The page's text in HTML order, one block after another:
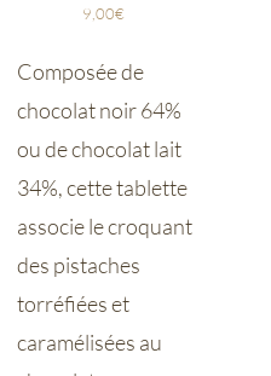
9,00€
Composée de
chocolat noir 64%
ou de chocolat lait
34%, cette tablette
associe le croquant
des pistaches
torréfiées et
caramélisées au